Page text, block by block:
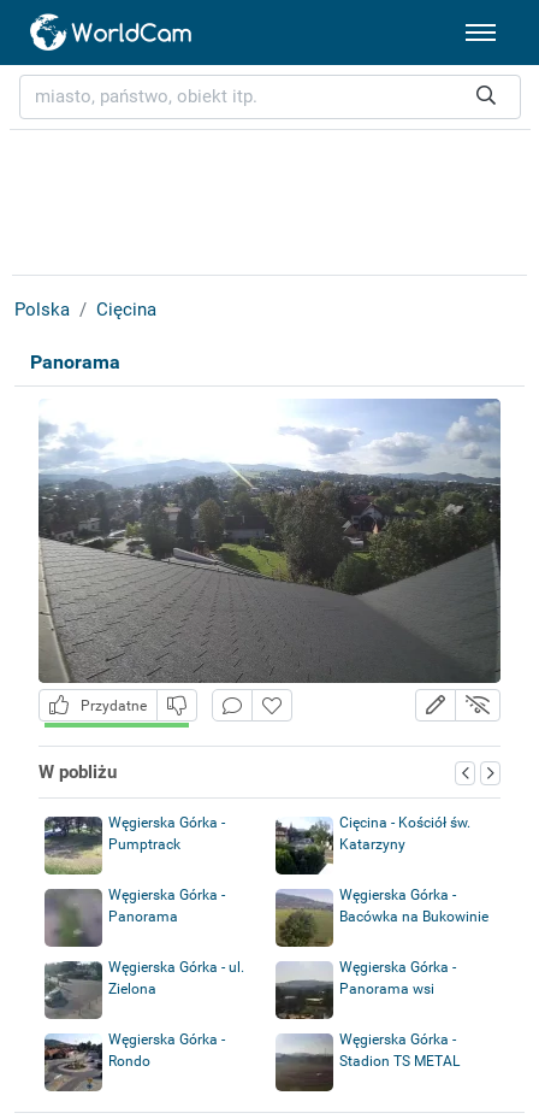
Polska Cięcina
Panorama
Przydatne
W pobliżu
Węgierska Górka -
Pumptrack
Cięcina - Kościół św.
Katarzyny
Węgierska Górka -
Panorama
Węgierska Górka -
Bacówka na Bukowinie
Węgierska Górka - ul.
Zielona
Węgierska Górka -
Panorama wsi
Węgierska Górka -
Rondo
Węgierska Górka -
Stadion TS METAL